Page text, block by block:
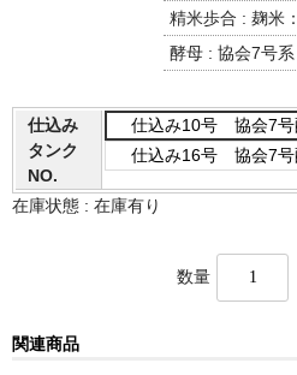
小鹿 小鹿酒造（鹿児島県鹿屋
明るい農村 霧島町蒸留所（鹿
鶴見 大石酒造（鹿児島県阿久
精米歩合 : 麹米
酵母 : 協会7号系
仕込み
タンク
NO.
仕込み10号 協会7
仕込み16号 協会7
在庫状態 : 在庫有り
数量
関連商品